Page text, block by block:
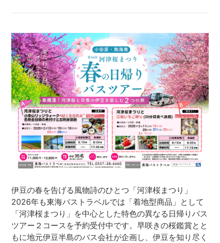
三島市
南伊豆町
函南町
西伊豆町
伊東市
伊豆の国市
東伊豆町
伊豆市
宿泊・予約
旅程作成
AIルートプランナー
アクセス
日本語
合同会社説明会
伊豆ワーケーション
伊豆の春を告げる風物詩のひとつ「河津桜まつり」
2026年も東海バストラベルでは「着地型商品」として
「河津桜まつり」を中心とした特色の異なる日帰りバス
ツアー２コースを予約受付中です。早咲きの桜鑑賞とと
もに地元伊豆半島のバス会社が企画し、伊豆を知り尽く